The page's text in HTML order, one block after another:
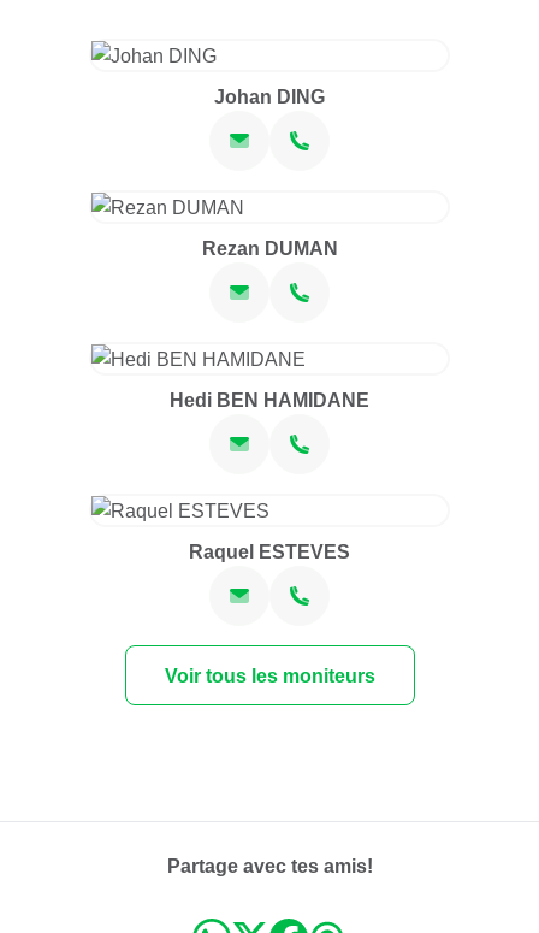
Johan DING
Rezan DUMAN
Hedi BEN HAMIDANE
Raquel ESTEVES
Voir tous les moniteurs
Partage avec tes amis!